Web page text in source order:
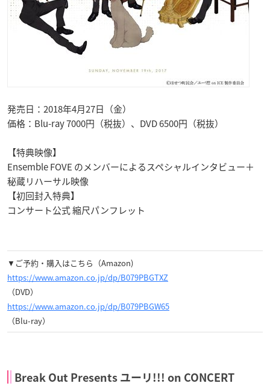
発売日：2018年4月27日（金）
価格：Blu-ray 7000円（税抜）、DVD 6500円（税抜）
【特典映像】
Ensemble FOVE のメンバーによるスペシャルインタビュー＋
秘蔵リハーサル映像
【初回封入特典】
コンサート公式 縮尺パンフレット
▼ご予約・購入はこちら（Amazon)
https://www.amazon.co.jp/dp/B079PBGTXZ
（DVD）
https://www.amazon.co.jp/dp/B079PBGW65
（Blu-ray）
Break Out Presents ユーリ!!! on CONCERT